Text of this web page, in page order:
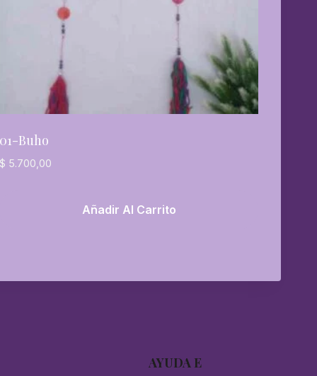
01-Buho
$ 5.700,00
Añadir Al Carrito
AYUDA E